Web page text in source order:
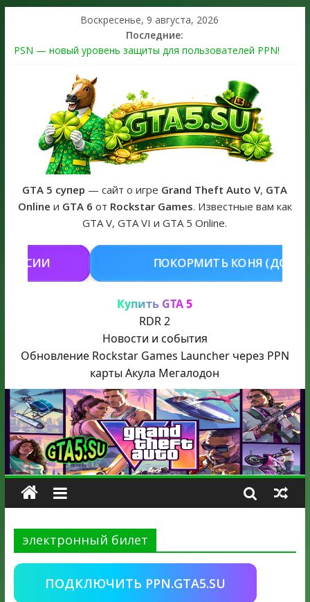
Воскресенье, 9 августа, 2026
Последние:
PSN — новый уровень защиты для пользователей PPN!
The Kortz Center Heist выйдет в GTA Online уже 14 июля
Регистрация в Rockstar Games Social Club ошибка #1.500.7:
как зарегистрировать аккаунт и войти без проблем в 2026
Получайте особые награды в GTA Online по программе
Fine Art Collector
GTA 6 официальная обложка игры и Предзаказ Grand Theft
Auto VI
GTA 5 супер — сайт о игре Grand Theft Auto V, GTA
Online и GTA 6 от Rockstar Games. Известные вам как
GTA V, GTA VI и GTA 5 Online.
КОНЯ (ДОНАТ)
Купить GTA 5
RDR 2
Новости и события
Обновление Rockstar Games Launcher через PPN
карты Акула Мегалодон
электронный билет
ПОДКЛЮЧИТЬ PPN.GTA5.SU